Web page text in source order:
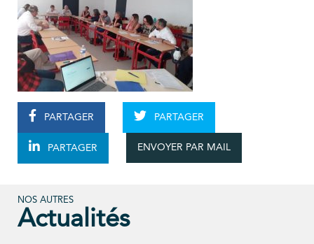
PARTAGER PARTAGER
PARTAGER ENVOYER PAR MAIL
NOS AUTRES
Actualités